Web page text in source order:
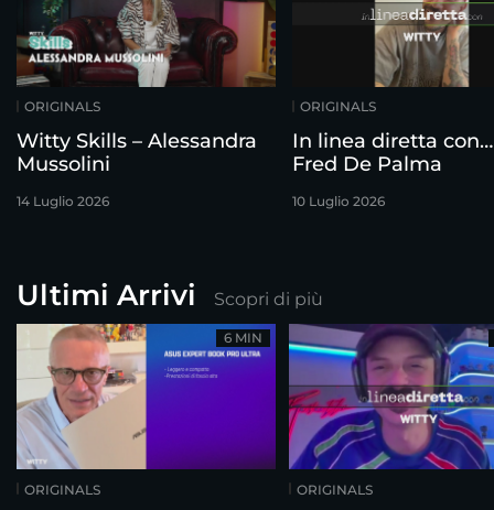
ORIGINALS
Witty Skills – Alessandra
Mussolini
14 Luglio 2026
ORIGINALS
In linea diretta con…
Fred De Palma
10 Luglio 2026
Ultimi Arrivi Scopri di più
ORIGINALS
6 MIN
ORIGINALS